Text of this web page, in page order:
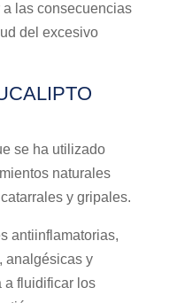
las consecuencias
del excesivo
se ha utilizado
naturales
y gripales.
antiinflamatorias,
analgésicas y
a fluidificar los